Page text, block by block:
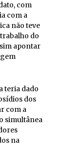
com
com a
não teve
do
apontar
teria dado
dos
com a
simultânea
na